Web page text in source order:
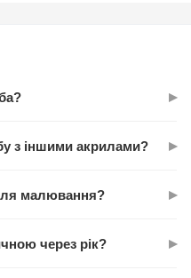
▸
від товщини нанесення й
з іншими акрилами? ▸
з іншими фарбами
малювання? ▸
в більших роботах.
через рік? ▸